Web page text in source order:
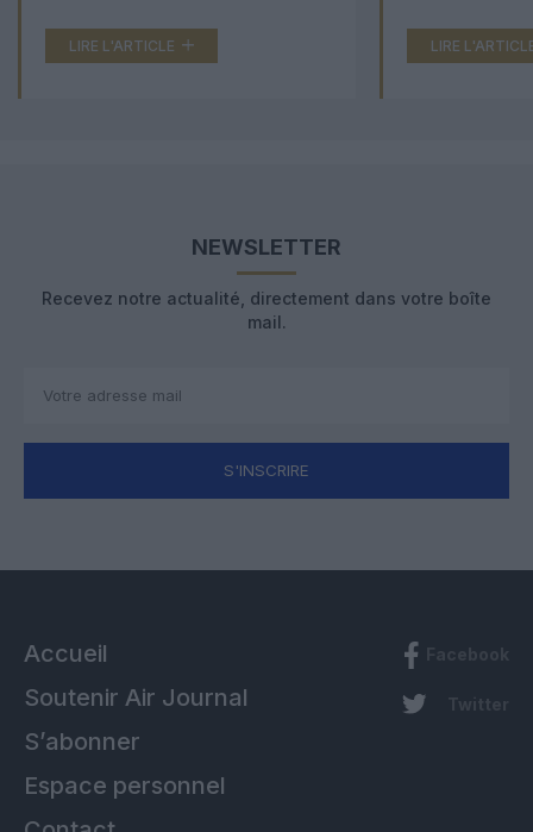
LIRE L'ARTICLE LIRE
NEWSLETTER
Recevez notre actualité, directement dans votre boîte
mail.
S'INSCRIRE
Accueil
Soutenir Air Journal
S’abonner
Espace personnel